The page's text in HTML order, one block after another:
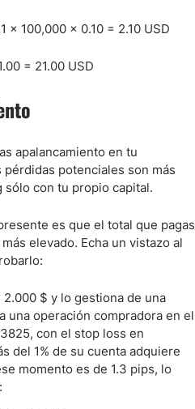
x 100,000 x 0.10 = 2.10 USD
= 21.00 USD
apalancamiento en tu
potenciales son más
sólo con tu propio capital.
es que el total que pagas
elevado. Echa un vistazo al
$ y lo gestiona de una
una operación compradora en el
con el stop loss en
del 1% de su cuenta adquiere
momento es de 1.3 pips, lo